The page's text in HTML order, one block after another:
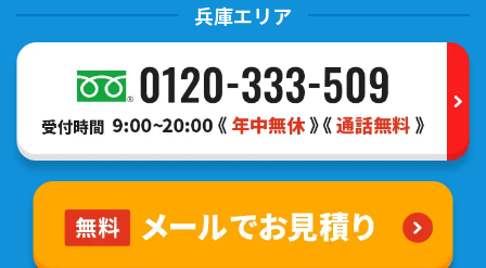
兵庫エリア